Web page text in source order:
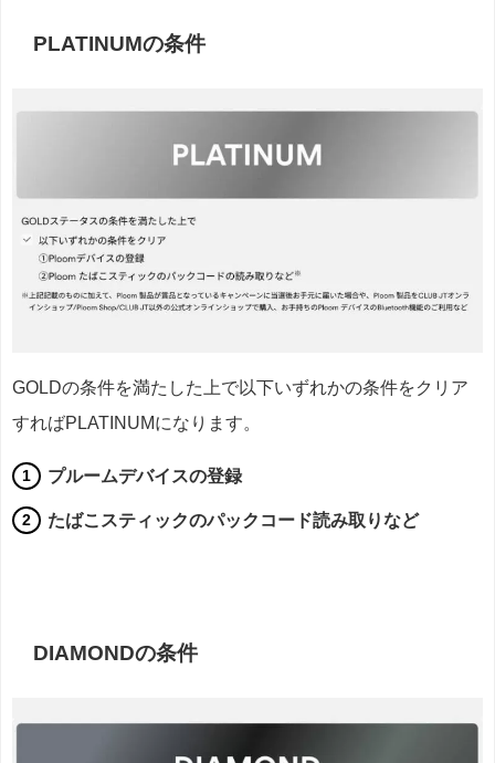
PLATINUMの条件
GOLDの条件を満たした上で以下いずれかの条件をクリア
すればPLATINUMになります。
プルームデバイスの登録
たばこスティックのパックコード読み取りなど
DIAMONDの条件